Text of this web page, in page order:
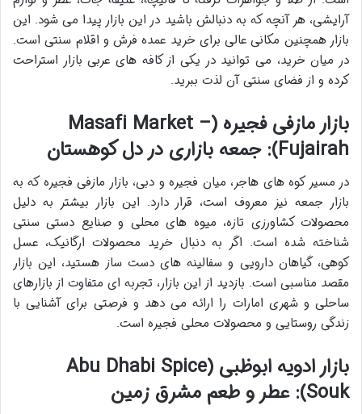
آرایشی، هر آنچه که به دنبالش باشید در این بازار پیدا می شود. این
بازار همچنین مکانی عالی برای خرید عمده فرش و اقلام سنتی است.
در میان خرید، می توانید در یکی از کافه های عربی بازار استراحت
کرده و از فضای سنتی آن لذت ببرید.
بازار مازفی فجیره (Masafi Market –
Fujairah): جمعه بازاری در دل کوهستان
در مسیر کوه های هاجر، میان فجیره و دبی، بازار مازفی فجیرهکه به
بازار جمعهنیز معروف است، قرار دارد. این بازار بیشتر به دلیل
محصولات کشاورزی تازه، میوه های محلی و صنایع دستی سنتی
شناخته شده است. اگر به دنبال خرید محصولات ارگانیک، عسل
کوهی، گیاهان دارویی و سفالینه های دست ساز هستید، این بازار
مقصد مناسبی است. بازدید از این بازار، تجربه ای متفاوت از بازارهای
ساحلی و شهری امارات را ارائه می دهد و فرصتی برای آشنایی با
زندگی روستایی و محصولات محلی فجیره است.
بازار ادویه ابوظبی (Abu Dhabi Spice
Souk): عطر و طعم مشرق زمین